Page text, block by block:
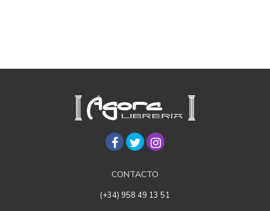
CONTACTO
(+34) 958 49 13 51